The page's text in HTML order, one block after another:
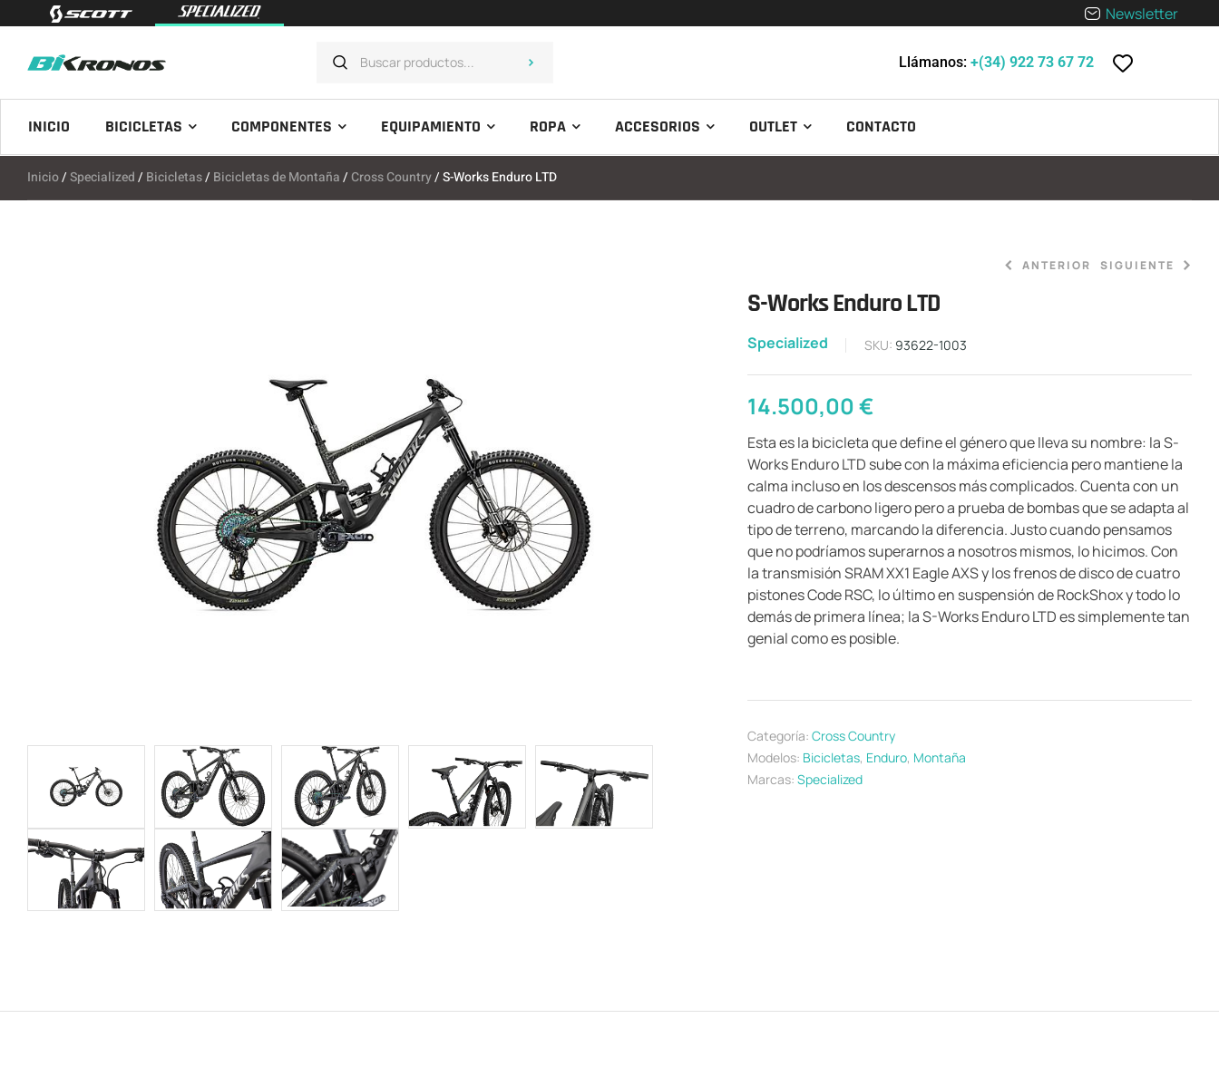
Newsletter
Llámanos: +(34) 922 73 67 72
INICIO BICICLETAS COMPONENTES EQUIPAMIENTO ROPA ACCESORIOS OUTLET CONTACTO
Inicio/Specialized/ Bicicletas/ Bicicletas de Montaña/ Cross Country/ S-Works Enduro LTD
ANTERIOR SIGUIENTE
S-Works Enduro LTD
Specialized SKU: 93622-1003
14.500,00€
Esta es la bicicleta que define el género que lleva su nombre: la S-
Works Enduro LTD sube con la máxima eficiencia pero mantiene la
calma incluso en los descensos más complicados. Cuenta con un
cuadro de carbono ligero pero a prueba de bombas que se adapta al
tipo de terreno, marcando la diferencia. Justo cuando pensamos
que no podríamos superarnos a nosotros mismos, lo hicimos. Con
la transmisión SRAM XX1 Eagle AXS y los frenos de disco de cuatro
pistones Code RSC, lo último en suspensión de RockShox y todo lo
demás de primera línea; la S-Works Enduro LTD es simplemente tan
genial como es posible.
Categoría: Cross Country
Modelos: Bicicletas, Enduro, Montaña
Marcas: Specialized